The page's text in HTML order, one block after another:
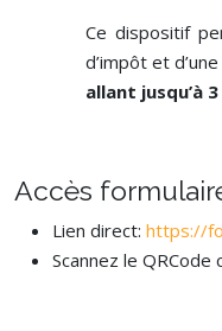
Ce dispositif
d’impôt et d’une
allant jusqu’à
Accès
Lien direct: https://
Scannez le QRCode